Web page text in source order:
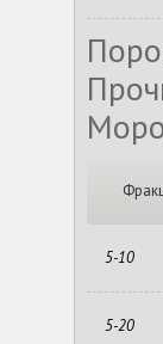
5-10
5-20